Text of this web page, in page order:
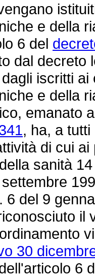
e della
6 del
dal decreto
iscritti
e della
emanato
, ha, a
di cui
sanità
6 del 9
il
30
6